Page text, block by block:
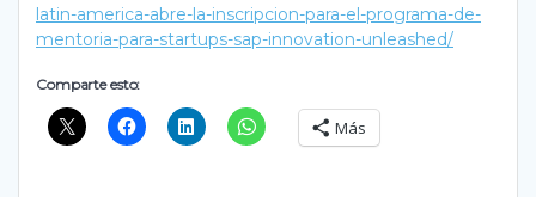
latin-america-abre-la-inscripcion-para-el-programa-de-
mentoria-para-startups-sap-innovation-unleashed/
Comparte esto:
Más